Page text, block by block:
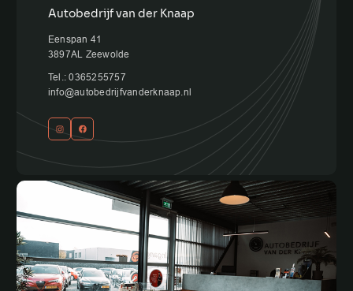
Autobedrijf van der Knaap
Eenspan 41
3897AL Zeewolde
Tel.: 0365255757
info@autobedrijfvanderknaap.nl